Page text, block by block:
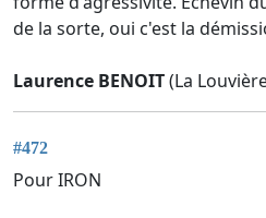
de la sorte, oui c'est la
Laurence BENOIT(La
#472
Pour IRON